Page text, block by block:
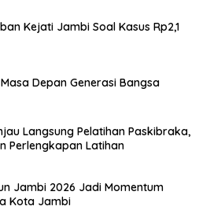
Kejati Jambi Soal Kasus Rp2,1
Depan Generasi Bangsa
Langsung Pelatihan Paskibraka,
Perlengkapan Latihan
Jambi 2026 Jadi Momentum
Kota Jambi